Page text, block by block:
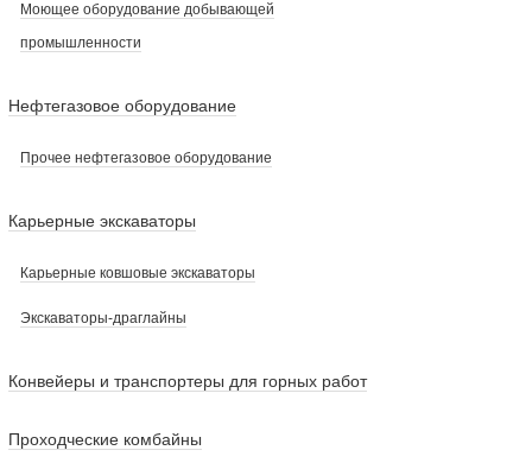
Моющее оборудование добывающей
промышленности
Нефтегазовое оборудование
Прочее нефтегазовое оборудование
Карьерные экскаваторы
Карьерные ковшовые экскаваторы
Экскаваторы-драглайны
Конвейеры и транспортеры для горных работ
Проходческие комбайны